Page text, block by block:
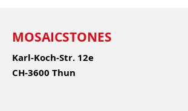
MOSAICSTONES
Karl-Koch-Str. 12e
CH-3600 Thun